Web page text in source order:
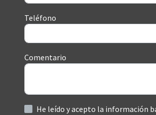
Teléfono
Comentario
He leído y acepto la información básica sobre